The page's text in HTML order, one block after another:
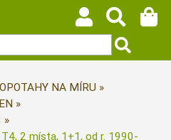
NA MÍRU
2 místa, 1+1, od r. 1990-